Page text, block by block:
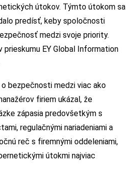
útokov. Týmto útokom sa
predísť, keby spoločnosti
medzi svoje priority.
EY Global Information
bezpečnosti medzi viac ako
firiem ukázal, že
zápasia predovšetkým s
regulačnými nariadeniami a
reč s firemnými oddeleniami,
útokmi najviac